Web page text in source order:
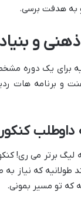
به هدفت برسی.
و
برای یک دوره
و برنامه هات
کنکور
لیگ برتر می ری!
که نیاز به
که تو مسیر بمونی.